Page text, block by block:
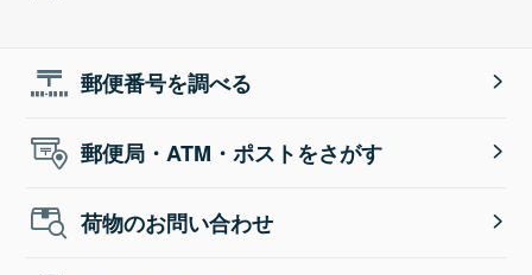
郵便番号を調べる
郵便局・ATM・ポストをさがす
荷物のお問い合わせ